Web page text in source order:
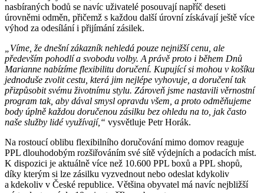
nasbíraných bodů se navíc uživatelé posouvají napříč deseti
úrovněmi odměn, přičemž s každou další úrovní získávají ještě více
výhod za odesílání i přijímání zásilek.
„Víme, že dnešní zákazník nehledá pouze nejnižší cenu, ale
především pohodlí a svobodu volby. A právě proto i během Dnů
Marianne nabízíme flexibilitu doručení. Kupující si mohou v košíku
jednoduše zvolit cestu, která jim nejlépe vyhovuje, a doručení tak
přizpůsobit svému životnímu stylu. Zároveň jsme nastavili věrnostní
program tak, aby dával smysl opravdu všem, a proto odměňujeme
body úplně každou doručenou zásilku bez ohledu na to, jak často
naše služby lidé využívají,“ vysvětluje Petr Horák.
Na rostoucí oblibu flexibilního doručování mimo domov reaguje
PPL dlouhodobým rozšiřováním své sítě výdejních a podacích míst.
K dispozici je aktuálně více než 10.600 PPL boxů a PPL shopů,
díky kterým si lze zásilku vyzvednout nebo odeslat kdykoliv
a kdekoliv v České republice. Většina obyvatel má navíc nejbližší